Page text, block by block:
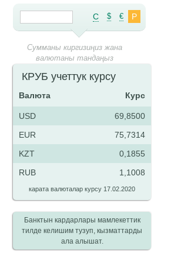
C $ € Р
Сумманы киргизиңиз жана
валютаны тандаңыз
КРУБ учеттук курсу
Валюта Курс
USD
69,8500
EUR
75,7314
KZT
0,1855
RUB
1,1008
карата валюталар курсу 17.02.2020
Банктын кардарлары мамлекеттик
тилде келишим тузуп, кызматтарды
ала алышат.